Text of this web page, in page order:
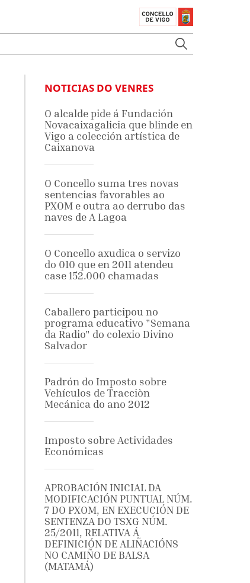
NOTICIAS DO VENRES
O alcalde pide á Fundación
Novacaixagalicia que blinde en
Vigo a colección artística de
Caixanova
O Concello suma tres novas
sentencias favorables ao
PXOM e outra ao derrubo das
naves de A Lagoa
O Concello axudica o servizo
do 010 que en 2011 atendeu
case 152.000 chamadas
Caballero participou no
programa educativo "Semana
da Radio" do colexio Divino
Salvador
Padrón do Imposto sobre
Vehículos de Tracciòn
Mecánica do ano 2012
Imposto sobre Actividades
Económicas
APROBACIÓN INICIAL DA
MODIFICACIÓN PUNTUAL NÚM.
7 DO PXOM, EN EXECUCIÓN DE
SENTENZA DO TSXG NÚM.
25/2011, RELATIVA Á
DEFINICIÓN DE ALIÑACIÓNS
NO CAMIÑO DE BALSA
(MATAMÁ)